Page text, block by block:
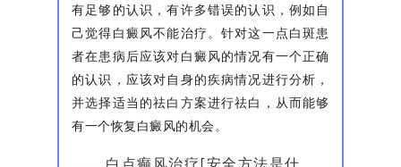
有足够的认识，有许多错误的认识，例如自
己觉得白癜风不能治疗。针对这一点白斑患
者在患病后应该对白癜风的情况有一个正确
的认识，应该对自身的疾病情况进行分析，
并选择适当的祛白方案进行祛白，从而能够
有一个恢复白癜风的机会。
白点癫风治疗[安全方法是什